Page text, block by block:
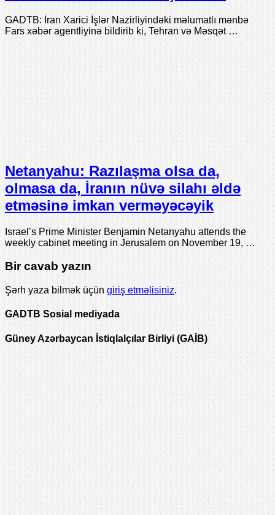
GADTB: İran Xarici İşlər Nazirliyindəki məlumatlı mənbə
Fars xəbər agentliyinə bildirib ki, Tehran və Məsqət …
Netanyahu: Razılaşma olsa da,
olmasa da, İranın nüvə silahı əldə
etməsinə imkan verməyəcəyik
Israel’s Prime Minister Benjamin Netanyahu attends the
weekly cabinet meeting in Jerusalem on November 19, …
Bir cavab yazın
Şərh yaza bilmək üçün giriş etməlisiniz.
GADTB Sosial mediyada
Güney Azərbaycan İstiqlalçılar Birliyi (GAİB)